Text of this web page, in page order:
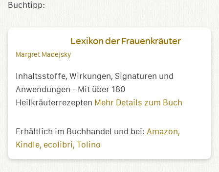
Buchtipp:
Lexikon der Frauenkräuter
Margret Madejsky
Inhaltsstoffe, Wirkungen, Signaturen und
Anwendungen - Mit über 180
Heilkräuterrezepten Mehr Details zum Buch
Erhältlich im Buchhandel und bei: Amazon
Kindle ecolibri Tolino